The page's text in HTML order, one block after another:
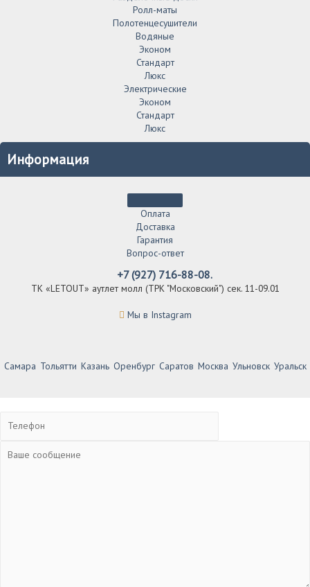
Ролл-маты
Полотенцесушители
Водяные
Эконом
Стандарт
Люкс
Электрические
Эконом
Стандарт
Люкс
Информация
Оплата
Доставка
Гарантия
Вопрос-ответ
+7 (927) 716-88-08.
ТК «LETOUT» аутлет молл (ТРК "Московский") сек. 11-09.01
Мы в Instagram
Самара Тольятти Казань Оренбург Саратов Москва Ульновск Уральск